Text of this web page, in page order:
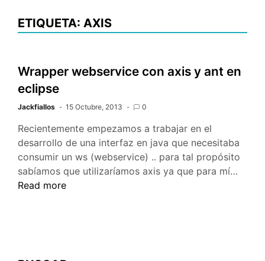
ETIQUETA: AXIS
Wrapper webservice con axis y ant en
eclipse
Jackfiallos 15 Octubre, 2013 0
Recientemente empezamos a trabajar en el
desarrollo de una interfaz en java que necesitaba
consumir un ws (webservice) .. para tal propósito
sabíamos que utilizaríamos axis ya que para mí…
Read more